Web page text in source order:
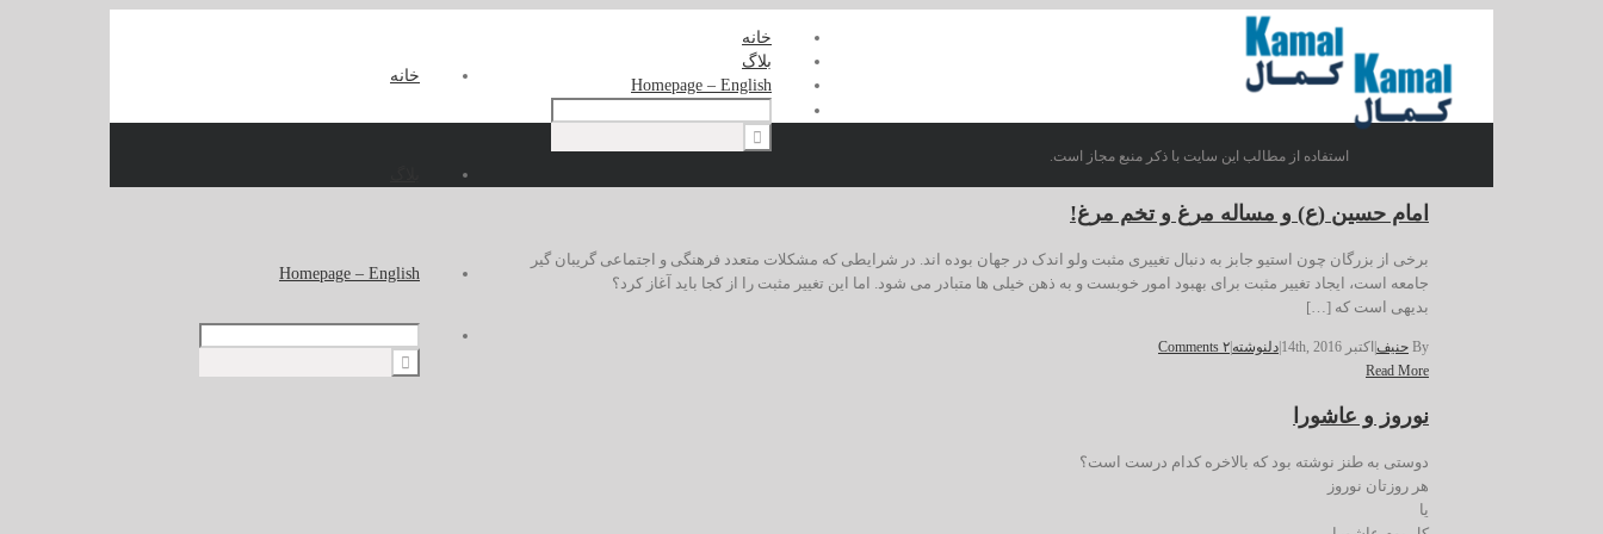
خانه
Homepage – English
خانه
بلاگ
Homepage – English
امام حسین (ع) و مساله مرغ و تخم مرغ!
برخی از بزرگان چون استیو جابز به دنبال تغییری مثبت ولو اندک در جهان بوده اند. در شرایطى که مشکلات متعدد فرهنگی و اجتماعی گریبان گیر
جامعه است، ایجاد تغییر مثبت براى بهبود امور خوبست و به ذهن خیلى ها متبادر مى شود. اما این تغییر مثبت را از کجا باید آغاز کرد؟
بدیهى است که […]
By حنیف|اکتبر 14th, 2016 |دلنوشته|۲ Comments
Read More
نوروز و عاشورا
دوستی به طنز نوشته بود که بالاخره کدام درست است؟
هر روزتان نوروز
یا
استفاده از مطالب این سایت با ذکر منبع مجاز است.